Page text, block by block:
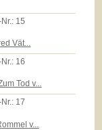
15
Vät...
16
Tod v...
17
v...